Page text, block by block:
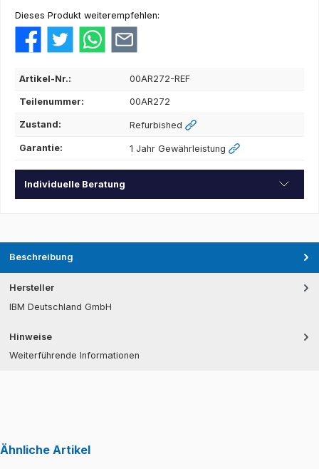
Dieses Produkt weiterempfehlen:
Artikel-Nr.: 00AR272-REF
Teilenummer: 00AR272
Zustand: Refurbished
Garantie: 1 Jahr Gewährleistung
Individuelle Beratung
Beschreibung
Hersteller
IBM Deutschland GmbH
Hinweise
Weiterführende Informationen
Ähnliche Artikel